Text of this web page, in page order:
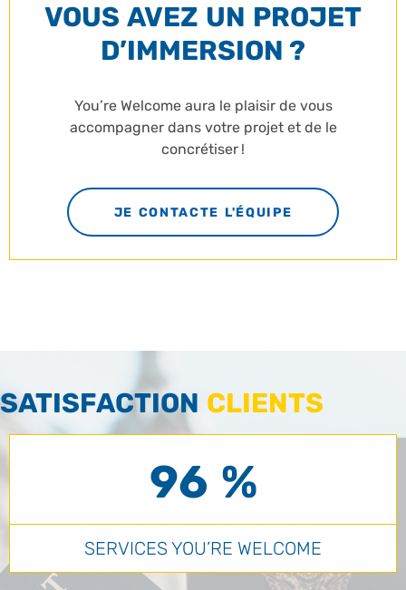
VOUS AVEZ UN PROJET
D’IMMERSION ?
You’re Welcome aura le plaisir de vous
accompagner dans votre projet et de le
concrétiser !
JE CONTACTE L'ÉQUIPE
SATISFACTION CLIENTS
96 %
SERVICES YOU’RE WELCOME